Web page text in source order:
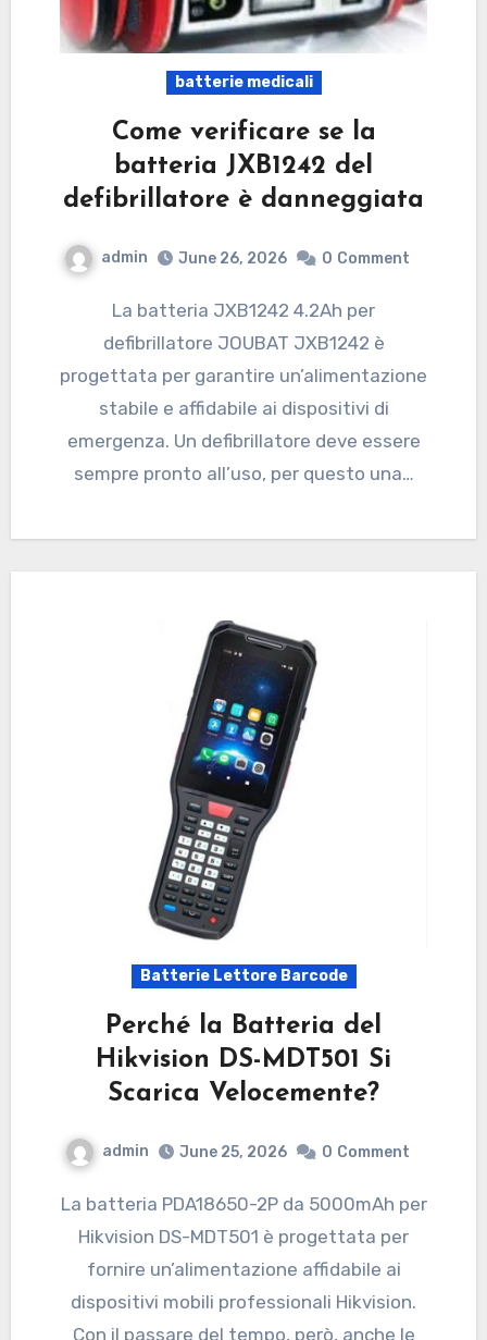
batterie medicali
Come verificare se la
batteria JXB1242 del
defibrillatore è danneggiata
admin June 26, 2026 0 Comment
La batteria JXB1242 4.2Ah per
defibrillatore JOUBAT JXB1242 è
progettata per garantire un’alimentazione
stabile e affidabile ai dispositivi di
emergenza. Un defibrillatore deve essere
sempre pronto all’uso, per questo una…
Batterie Lettore Barcode
Perché la Batteria del
Hikvision DS-MDT501 Si
Scarica Velocemente?
admin June 25, 2026 0 Comment
La batteria PDA18650-2P da 5000mAh per
Hikvision DS-MDT501 è progettata per
fornire un’alimentazione affidabile ai
dispositivi mobili professionali Hikvision.
Con il passare del tempo, però, anche le